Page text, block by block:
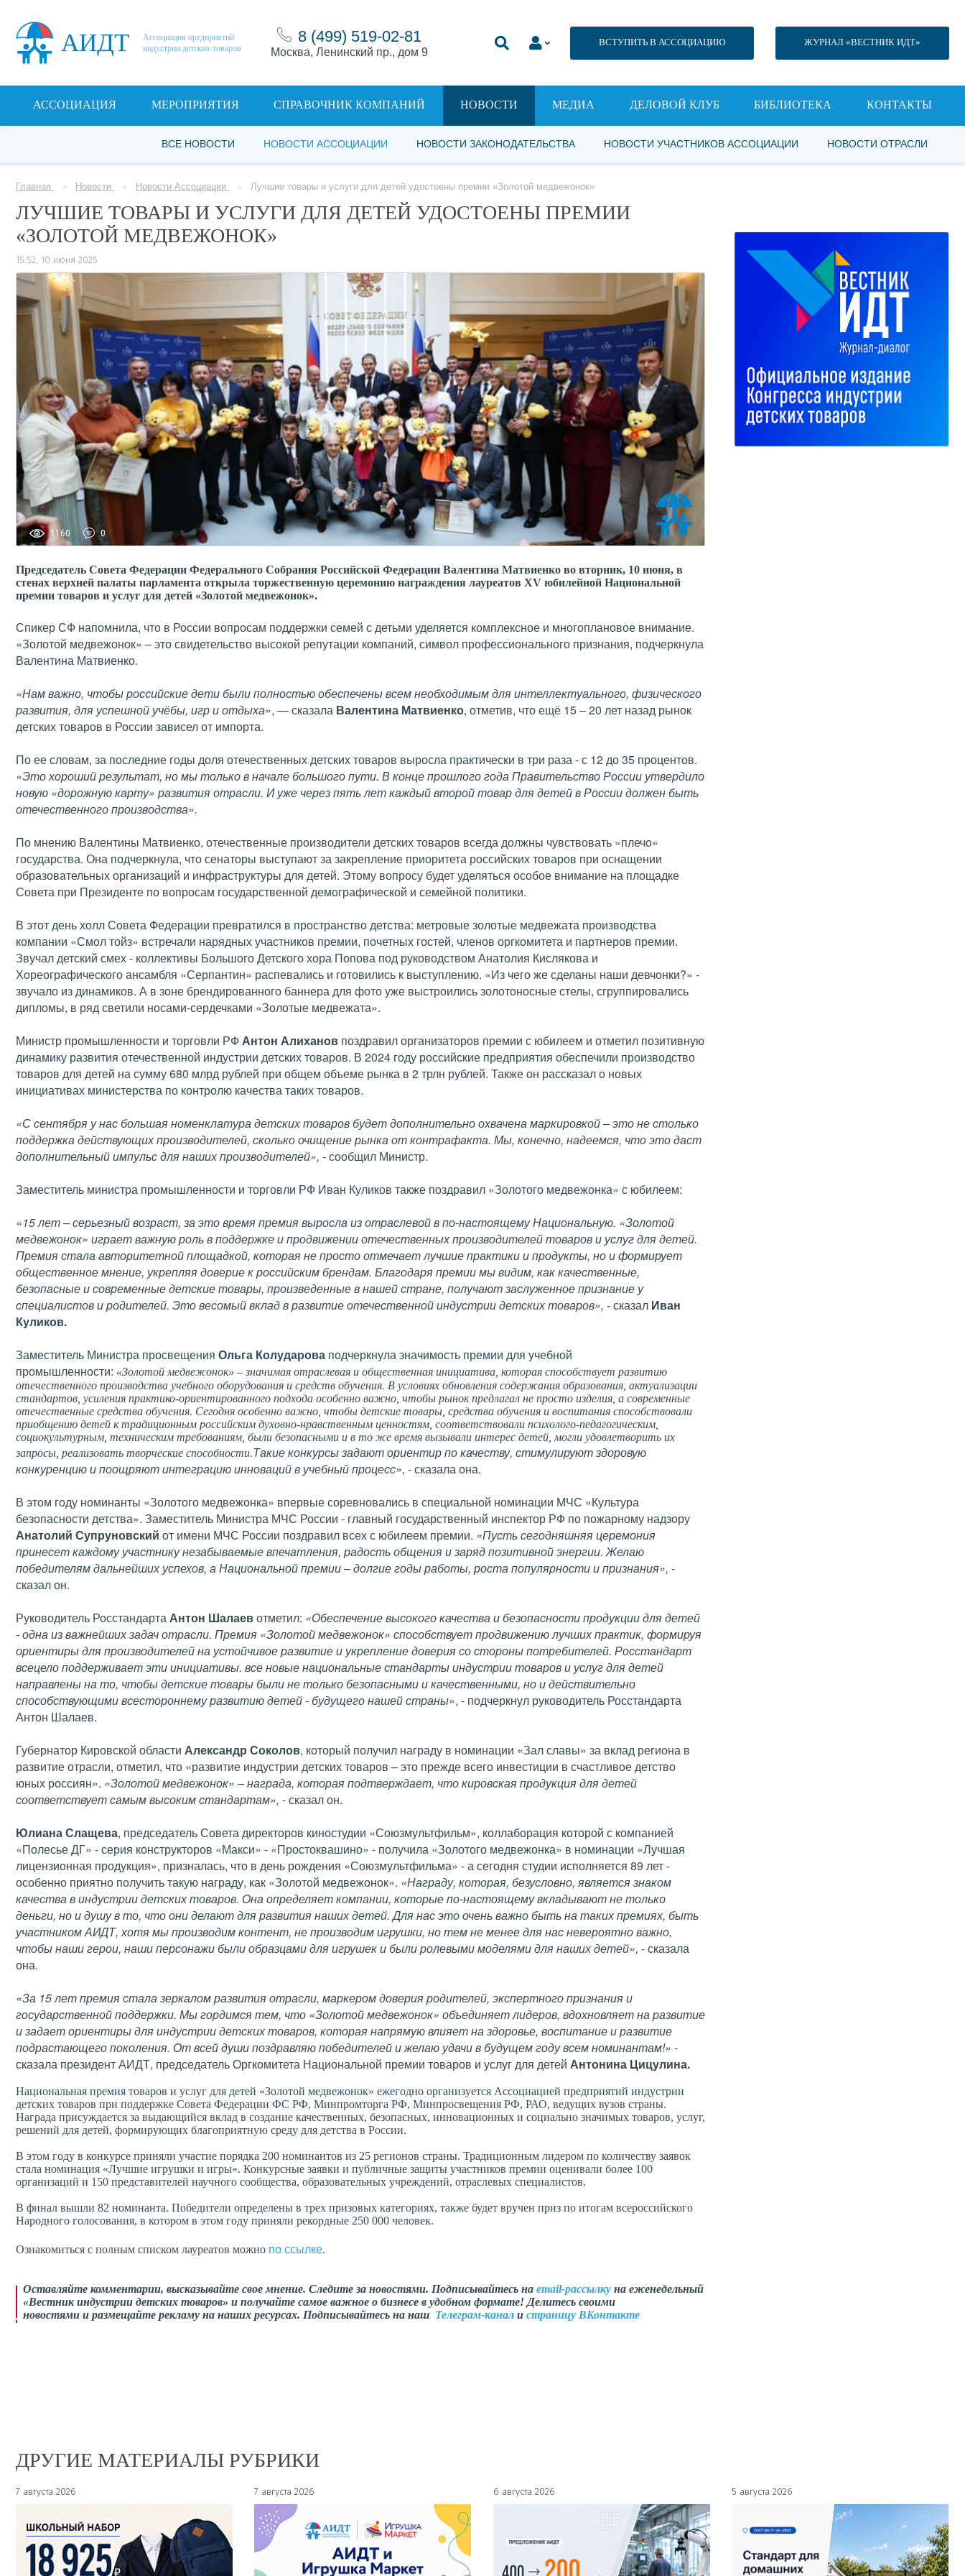
АИДТ
Ассоциация предприятий
индустрии детских товаров
8 (499) 519-02-81
Москва, Ленинский пр., дом 9
ВСТУПИТЬ В АССОЦИАЦИЮ ЖУРНАЛ «ВЕСТНИК ИДТ»
АССОЦИАЦИЯ МЕРОПРИЯТИЯ СПРАВОЧНИК КОМПАНИЙ НОВОСТИ МЕДИА ДЕЛОВОЙ КЛУБ БИБЛИОТЕКА КОНТАКТЫ
ВСЕ НОВОСТИ НОВОСТИ АССОЦИАЦИИ НОВОСТИ ЗАКОНОДАТЕЛЬСТВА НОВОСТИ УЧАСТНИКОВ АССОЦИАЦИИ НОВОСТИ ОТРАСЛИ
Главная Новости Новости Ассоциации Лучшие товары и услуги для детей удостоены премии «Золотой медвежонок»
ЛУЧШИЕ ТОВАРЫ И УСЛУГИ ДЛЯ ДЕТЕЙ УДОСТОЕНЫ ПРЕМИИ
«ЗОЛОТОЙ МЕДВЕЖОНОК»
15:52, 10 июня 2025
1160 0
Председатель Совета Федерации Федерального Собрания Российской Федерации Валентина Матвиенко во вторник, 10 июня, в
стенах верхней палаты парламента открыла торжественную церемонию награждения лауреатов XV юбилейной Национальной
премии товаров и услуг для детей «Золотой медвежонок».
Спикер СФ напомнила, что в России вопросам поддержки семей с детьми уделяется комплексное и многоплановое внимание.
«Золотой медвежонок» – это свидетельство высокой репутации компаний, символ профессионального признания, подчеркнула
Валентина Матвиенко.
«Нам важно, чтобы российские дети были полностью обеспечены всем необходимым для интеллектуального, физического
развития, для успешной учёбы, игр и отдыха», — сказала Валентина Матвиенко, отметив, что ещё 15 – 20 лет назад рынок
детских товаров в России зависел от импорта.
По ее словам, за последние годы доля отечественных детских товаров выросла практически в три раза - с 12 до 35 процентов.
«Это хороший результат, но мы только в начале большого пути. В конце прошлого года Правительство России утвердило
новую «дорожную карту» развития отрасли. И уже через пять лет каждый второй товар для детей в России должен быть
отечественного производства».
По мнению Валентины Матвиенко, отечественные производители детских товаров всегда должны чувствовать «плечо»
государства. Она подчеркнула, что сенаторы выступают за закрепление приоритета российских товаров при оснащении
образовательных организаций и инфраструктуры для детей. Этому вопросу будет уделяться особое внимание на площадке
Совета при Президенте по вопросам государственной демографической и семейной политики.
В этот день холл Совета Федерации превратился в пространство детства: метровые золотые медвежата производства
компании «Смол тойз» встречали нарядных участников премии, почетных гостей, членов оргкомитета и партнеров премии.
Звучал детский смех - коллективы Большого Детского хора Попова под руководством Анатолия Кислякова и
Хореографического ансамбля «Серпантин» распевались и готовились к выступлению. «Из чего же сделаны наши девчонки?» -
звучало из динамиков. А в зоне брендированного баннера для фото уже выстроились золотоносные стелы, сгруппировались
дипломы, в ряд светили носами-сердечками «Золотые медвежата».
Министр промышленности и торговли РФАнтон Алиханов поздравил организаторов премии с юбилеем и отметил позитивную
динамику развития отечественной индустрии детских товаров. В 2024 году российские предприятия обеспечили производство
товаров для детей на сумму 680 млрд рублей при общем объеме рынка в 2 трлн рублей. Также он рассказал о новых
инициативах министерства по контролю качества таких товаров.
«С сентября у нас большая номенклатура детских товаров будет дополнительно охвачена маркировкой – это не столько
поддержка действующих производителей, сколько очищение рынка от контрафакта. Мы, конечно, надеемся, что это даст
дополнительный импульс для наших производителей», - сообщил Министр.
Заместитель министра промышленности и торговли РФ Иван Куликов также поздравил «Золотого медвежонка» с юбилеем:
«15 лет – серьезный возраст, за это время премия выросла из отраслевой в по-настоящему Национальную. «Золотой
медвежонок» играет важную роль в поддержке и продвижении отечественных производителей товаров и услуг для детей.
Премия стала авторитетной площадкой, которая не просто отмечает лучшие практики и продукты, но и формирует
общественное мнение, укрепляя доверие к российским брендам. Благодаря премии мы видим, как качественные,
безопасные и современные детские товары, произведенные в нашей стране, получают заслуженное признание у
специалистов и родителей. Это весомый вклад в развитие отечественной индустрии детских товаров», - сказал Иван
Куликов.
Заместитель Министра просвещения Ольга Колударова подчеркнула значимость премии для учебной
промышленности: «Золотой медвежонок» – значимая отраслевая и общественная инициатива, которая способствует развитию
отечественного производства учебного оборудования и средств обучения. В условиях обновления содержания образования, актуализации
стандартов, усиления практико-ориентированного подхода особенно важно, чтобы рынок предлагал не просто изделия, а современные
отечественные средства обучения. Сегодня особенно важно, чтобы детские товары, средства обучения и воспитания способствовали
приобщению детей к традиционным российским духовно-нравственным ценностям, соответствовали психолого-педагогическим,
социокультурным, техническим требованиям, были безопасными и в то же время вызывали интерес детей, могли удовлетворить их
запросы, реализовать творческие способности.Такие конкурсы задают ориентир по качеству, стимулируют здоровую
конкуренцию и поощряют интеграцию инноваций в учебный процесс», - сказала она.
В этом году номинанты «Золотого медвежонка» впервые соревновались в специальной номинации МЧС «Культура
безопасности детства». Заместитель Министра МЧС России - главный государственный инспектор РФ по пожарному надзору
Анатолий Супруновский от имени МЧС России поздравил всех с юбилеем премии. «Пусть сегодняшняя церемония
принесет каждому участнику незабываемые впечатления, радость общения и заряд позитивной энергии. Желаю
победителям дальнейших успехов, а Национальной премии – долгие годы работы, роста популярности и признания», -
сказал он.
Руководитель РосстандартаАнтон Шалаевотметил: «Обеспечение высокого качества и безопасности продукции для детей
- одна из важнейших задач отрасли. Премия «Золотой медвежонок» способствует продвижению лучших практик, формируя
ориентиры для производителей на устойчивое развитие и укрепление доверия со стороны потребителей. Росстандарт
всецело поддерживает эти инициативы. все новые национальные стандарты индустрии товаров и услуг для детей
направлены на то, чтобы детские товары были не только безопасными и качественными, но и действительно
способствующими всестороннему развитию детей - будущего нашей страны», - подчеркнул руководитель Росстандарта
Антон Шалаев.
Губернатор Кировской области Александр Соколов, который получил награду в номинации «Зал славы» за вклад региона в
развитие отрасли, отметил, что «развитие индустрии детских товаров – это прежде всего инвестиции в счастливое детство
юных россиян». «Золотой медвежонок» – награда, которая подтверждает, что кировская продукция для детей
соответствует самым высоким стандартам», - сказал он.
Юлиана Слащева, председатель Совета директоров киностудии «Союзмультфильм», коллаборация которой с компанией
«Полесье ДГ» - серия конструкторов «Макси» - «Простоквашино» - получила «Золотого медвежонка» в номинации «Лучшая
лицензионная продукция», призналась, что в день рождения «Союзмультфильма» - а сегодня студии исполняется 89 лет -
особенно приятно получить такую награду, как «Золотой медвежонок». «Награду, которая, безусловно, является знаком
качества в индустрии детских товаров. Она определяет компании, которые по-настоящему вкладывают не только
деньги, но и душу в то, что они делают для развития наших детей. Для нас это очень важно быть на таких премиях, быть
участником АИДТ, хотя мы производим контент, не производим игрушки, но тем не менее для нас невероятно важно,
чтобы наши герои, наши персонажи были образцами для игрушек и были ролевыми моделями для наших детей», - сказала
она.
«За 15 лет премия стала зеркалом развития отрасли, маркером доверия родителей, экспертного признания и
государственной поддержки. Мы гордимся тем, что «Золотой медвежонок» объединяет лидеров, вдохновляет на развитие
и задает ориентиры для индустрии детских товаров, которая напрямую влияет на здоровье, воспитание и развитие
подрастающего поколения. От всей души поздравляю победителей и желаю удачи в будущем году всем номинантам!» -
сказала президент АИДТ, председатель Оргкомитета Национальной премии товаров и услуг для детей Антонина Цицулина.
Национальная премия товаров и услуг для детей «Золотой медвежонок» ежегодно организуется Ассоциацией предприятий индустрии
детских товаров при поддержке Совета Федерации ФС РФ, Минпромторга РФ, Минпросвещения РФ, РАО, ведущих вузов cтраны.
Награда присуждается за выдающийся вклад в создание качественных, безопасных, инновационных и социально значимых товаров, услуг,
решений для детей, формирующих благоприятную среду для детства в России.
В этом году в конкурсе приняли участие порядка 200 номинантов из 25 регионов страны. Традиционным лидером по количеству заявок
стала номинация «Лучшие игрушки и игры». Конкурсные заявки и публичные защиты участников премии оценивали более 100
организаций и 150 представителей научного сообщества, образовательных учреждений, отраслевых специалистов.
В финал вышли 82 номинанта. Победители определены в трех призовых категориях, также будет вручен приз по итогам всероссийского
Народного голосования, в котором в этом году приняли рекордные 250 000 человек.
Ознакомиться с полным списком лауреатов можно по ссылке.
Оставляйте комментарии, высказывайте свое мнение. Следите за новостями. Подписывайтесь на email-рассылку на еженедельный
«Вестник индустрии детских товаров» и получайте самое важное о бизнесе в удобном формате! Делитесь своими
новостями и размещайте рекламу на наших ресурсах. Подписывайтесь на наш Телеграм-канал и страницу ВКонтакте
ДРУГИЕ МАТЕРИАЛЫ РУБРИКИ
7 августа 2026 7 августа 2026 6 августа 2026 5 августа 2026